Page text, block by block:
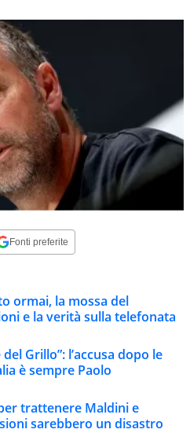
Fonti preferite
ormai, la mossa del
e la verità sulla telefonata
Grillo”: l’accusa dopo le
è sempre Paolo
trattenere Maldini e
sarebbero un disastro